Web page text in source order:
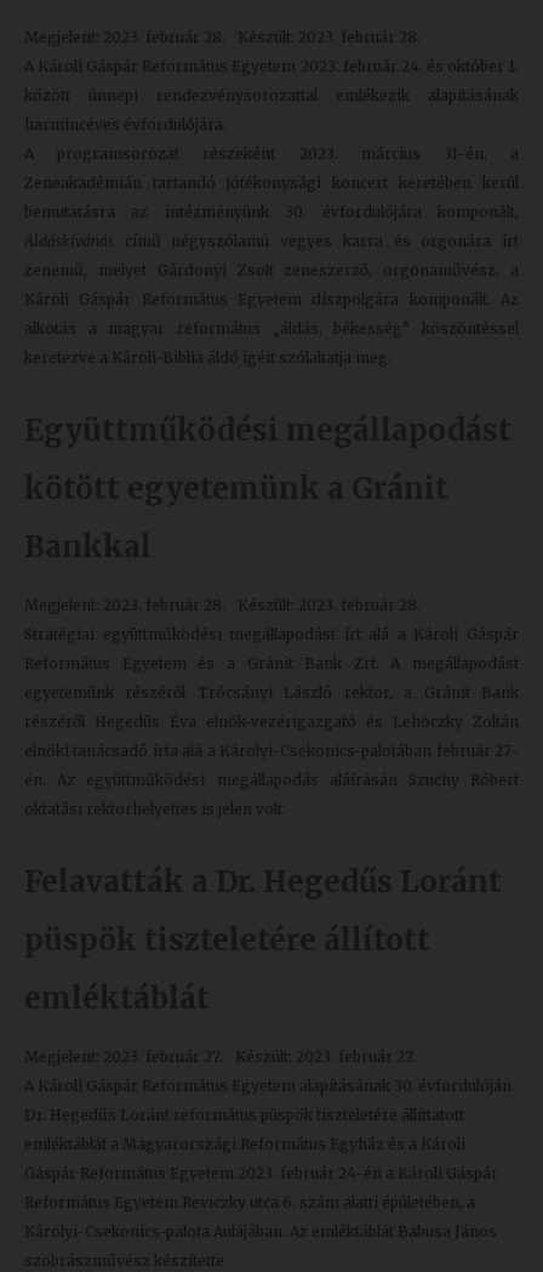
Megjelent: 2023. február 28.
Készült: 2023. február 28.
A Károli Gáspár Református Egyetem 2023. február 24. és október 1.
között ünnepi rendezvénysorozattal emlékezik alapításának
harmincéves évfordulójára.
A programsorozat részeként 2023. március 31-én, a
Zeneakadémián tartandó jótékonysági koncert keretében kerül
bemutatásra az intézményünk 30. évfordulójára komponált,
Áldáskívánás című négyszólamú vegyes karra és orgonára írt
zenemű, melyet Gárdonyi Zsolt zeneszerző, orgonaművész, a
Károli Gáspár Református Egyetem díszpolgára komponált. Az
alkotás a magyar református „áldás, békesség” köszöntéssel
keretezve a Károli-Biblia áldó igéit szólaltatja meg.
Együttműködési megállapodást
kötött egyetemünk a Gránit
Bankkal
Megjelent: 2023. február 28.
Készült: 2023. február 28.
Stratégiai együttműködési megállapodást írt alá a Károli Gáspár
Református Egyetem és a Gránit Bank Zrt. A megállapodást
egyetemünk részéről Trócsányi László rektor, a Gránit Bank
részéről Hegedüs Éva elnök-vezérigazgató és Lehóczky Zoltán
elnöki tanácsadó írta alá a Károlyi-Csekonics-palotában február 27-
én. Az együttműködési megállapodás aláírásán Szuchy Róbert
oktatási rektorhelyettes is jelen volt.
Felavatták a Dr. Hegedűs Loránt
püspök tiszteletére állított
emléktáblát
Megjelent: 2023. február 27.
Készült: 2023. február 27.
A Károli Gáspár Református Egyetem alapításának 30. évfordulóján
Dr. Hegedűs Loránt református püspök tiszteletére állíttatott
emléktáblát a Magyarországi Református Egyház és a Károli
Gáspár Református Egyetem 2023. február 24-én a Károli Gáspár
Református Egyetem Reviczky utca 6. szám alatti épületében, a
Károlyi-Csekonics-palota Aulájában. Az emléktáblát Babusa János
szobrászművész készítette.